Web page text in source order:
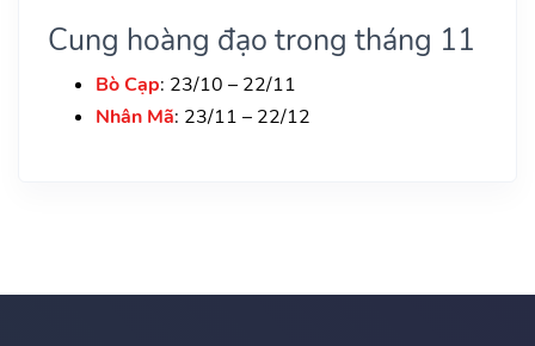
Cung hoàng đạo trong tháng 11
Bò Cạp: 23/10 – 22/11
Nhân Mã: 23/11 – 22/12